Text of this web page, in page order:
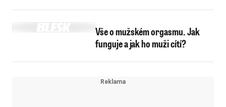
Vše o mužském orgasmu. Jak
funguje a jak ho muži cítí?